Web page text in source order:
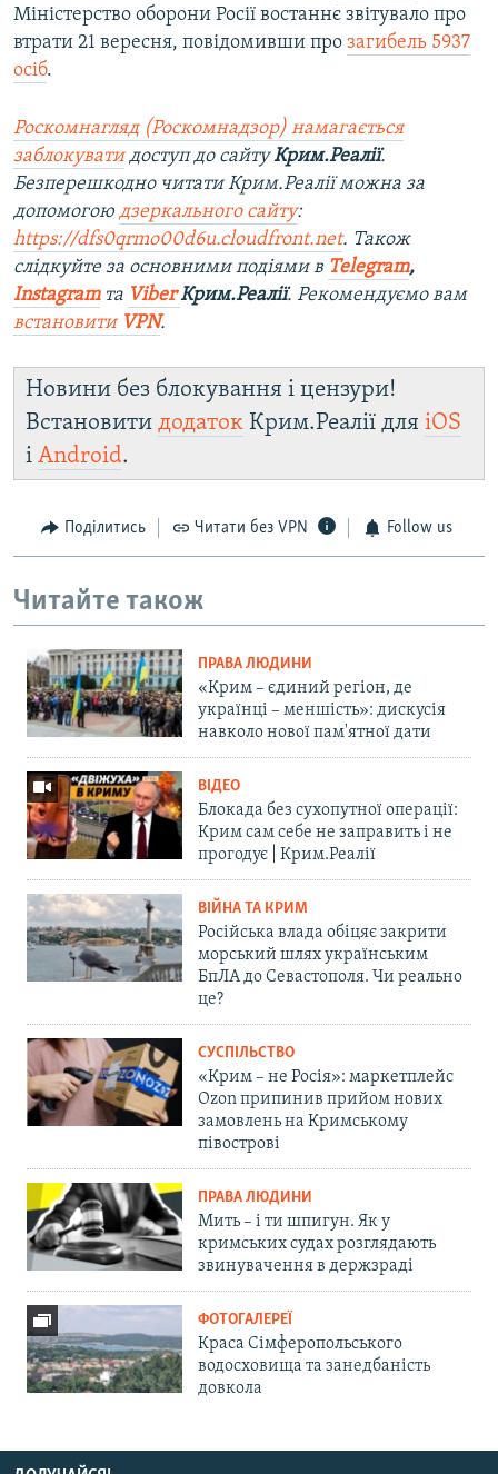
Міністерство оборони Росії востаннє звітувало про
втрати 21 вересня, повідомивши про загибель 5937
осіб.
Роскомнагляд (Роскомнадзор) намагається
заблокуватидоступ до сайтуКрим.Реалії.
Безперешкодно читати Крим.Реалії можна за
допомогою дзеркального сайту:
https://dfs0qrmo00d6u.cloudfront.net. Також
слідкуйте за основними подіями в Telegram,
Instagramта ViberКрим.Реалії. Рекомендуємо вам
встановити VPN.
Новини без блокування і цензури!
Встановити додаток Крим.Реалії для iOS
і Android.
Поділитись Читати без VPN Follow us
Читайте також
ПРАВА ЛЮДИНИ
«Крим – єдиний регіон, де
українці – меншість»: дискусія
навколо нової пам'ятної дати
ВІДЕО
Блокада без сухопутної операції:
Крим сам себе не заправить і не
прогодує | Крим.Реалії
ВІЙНА ТА КРИМ
Російська влада обіцяє закрити
морський шлях українським
БпЛА до Севастополя. Чи реально
це?
СУСПІЛЬСТВО
«Крим – не Росія»: маркетплейс
Ozon припинив прийом нових
замовлень на Кримському
півострові
ПРАВА ЛЮДИНИ
Мить – і ти шпигун. Як у
кримських судах розглядають
звинувачення в держзраді
ФОТОГАЛЕРЕЇ
Краса Сімферопольського
водосховища та занедбаність
довкола